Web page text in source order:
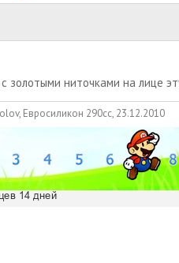
золотыми ниточками на лице
Евросиликон 290сс, 23.12.2010